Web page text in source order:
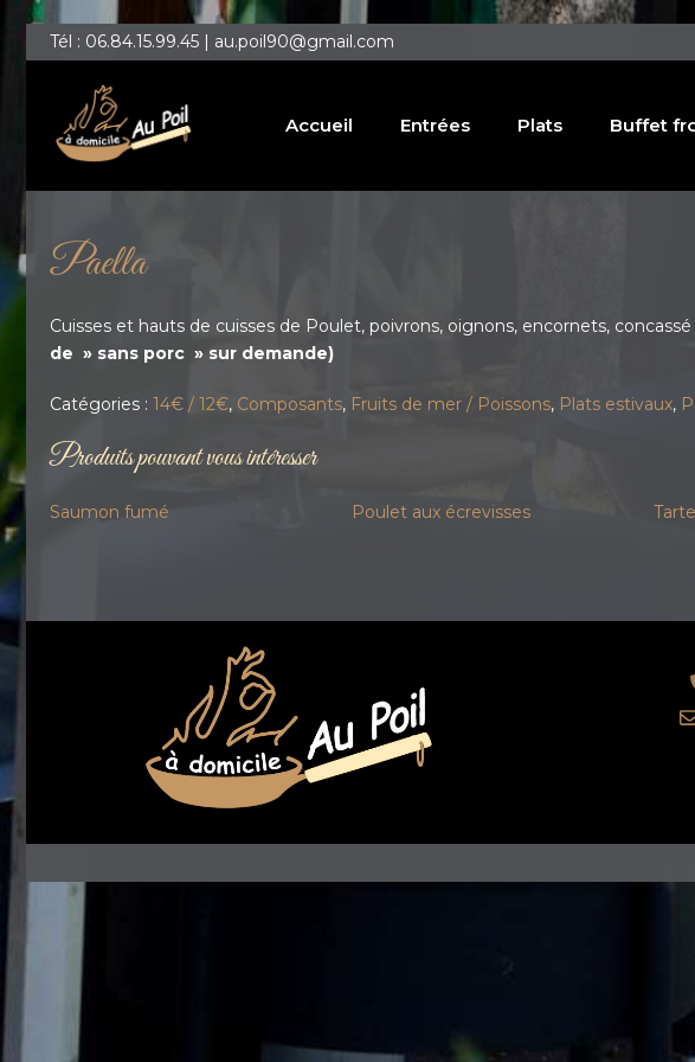
Tél : 06.84.15.99.45 | au.poil90@gmail.com
Accueil Entrées Plats Buffet
Paella
Cuisses et hauts de cuisses de Poulet, poivrons, oignons, encornets,
de » sans porc » sur demande)
Catégories : 14€ / 12€, Composants, Fruits de mer / Poissons, Plats estivaux,
Produits pouvant vous intéresser
Saumon fumé Poulet aux écrevisses